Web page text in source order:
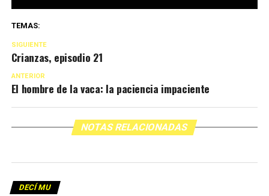
TEMAS:
SIGUIENTE
Crianzas, episodio 21
ANTERIOR
El hombre de la vaca: la paciencia impaciente
NOTAS RELACIONADAS
DECÍ MU